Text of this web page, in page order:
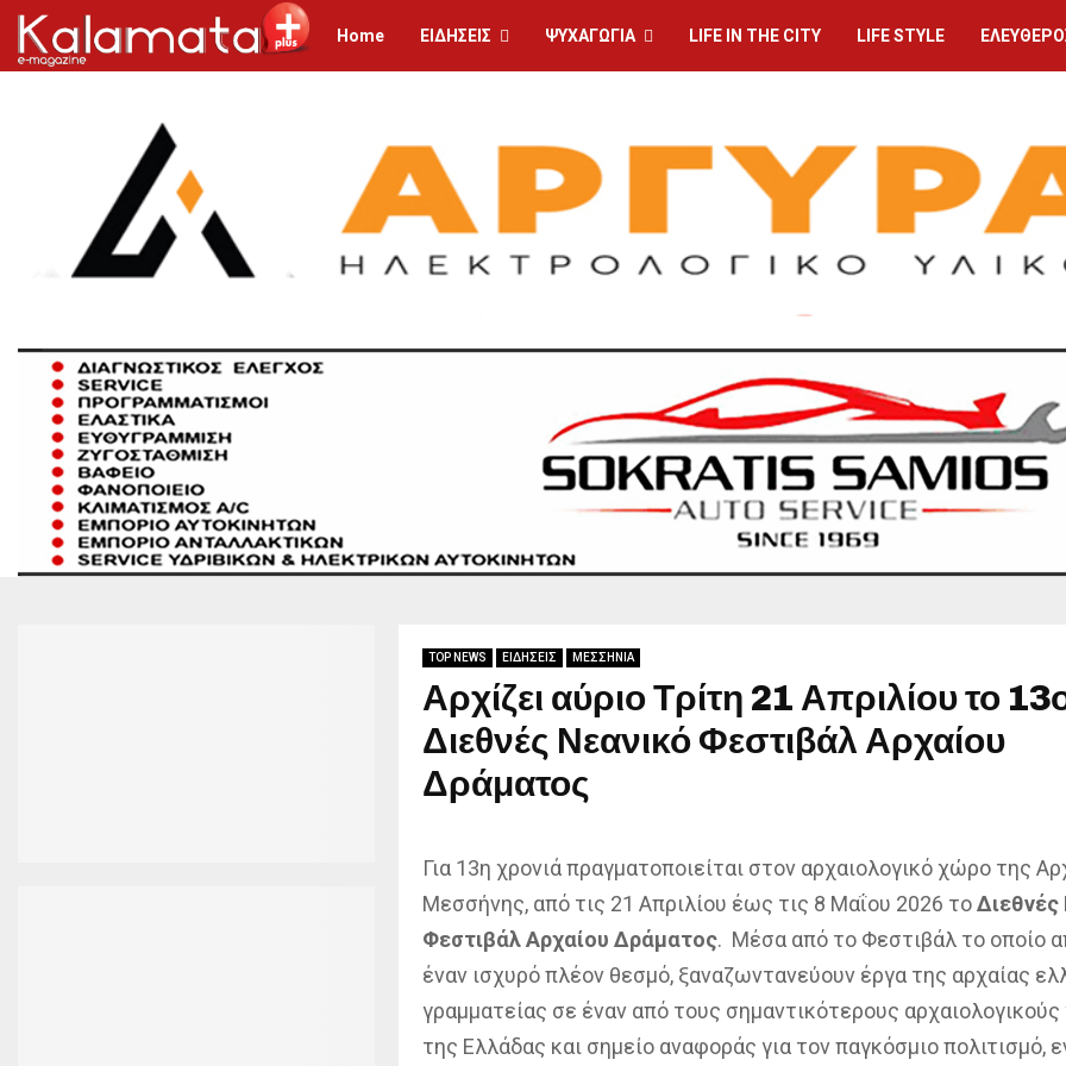
Home ΕΙΔΗΣΕΙΣ ΨΥΧΑΓΩΓΙΑ LIFE IN THE CITY LIFE STYLE
TOP NEWS ΕΙΔΗΣΕΙΣ ΜΕΣΣΗΝΙΑ
Αρχίζει αύριο Τρίτη 21 Απριλίου το
Διεθνές Νεανικό Φεστιβάλ Αρχαίου
Δράματος
Για 13η χρονιά πραγματοποιείται στον αρχαιολογικό χώρο της
Μεσσήνης, από τις 21 Απριλίου έως τις 8 Μαΐου 2026 τοΔιεθνές
Φεστιβάλ Αρχαίου Δράματος. Μέσα από το Φεστιβάλ το οποίο
έναν ισχυρό πλέον θεσμό, ξαναζωντανεύουν έργα της αρχαίας
γραμματείας σε έναν από τους σημαντικότερους
της Ελλάδας και σημείο αναφοράς για τον παγκόσμιο πολιτισμό,